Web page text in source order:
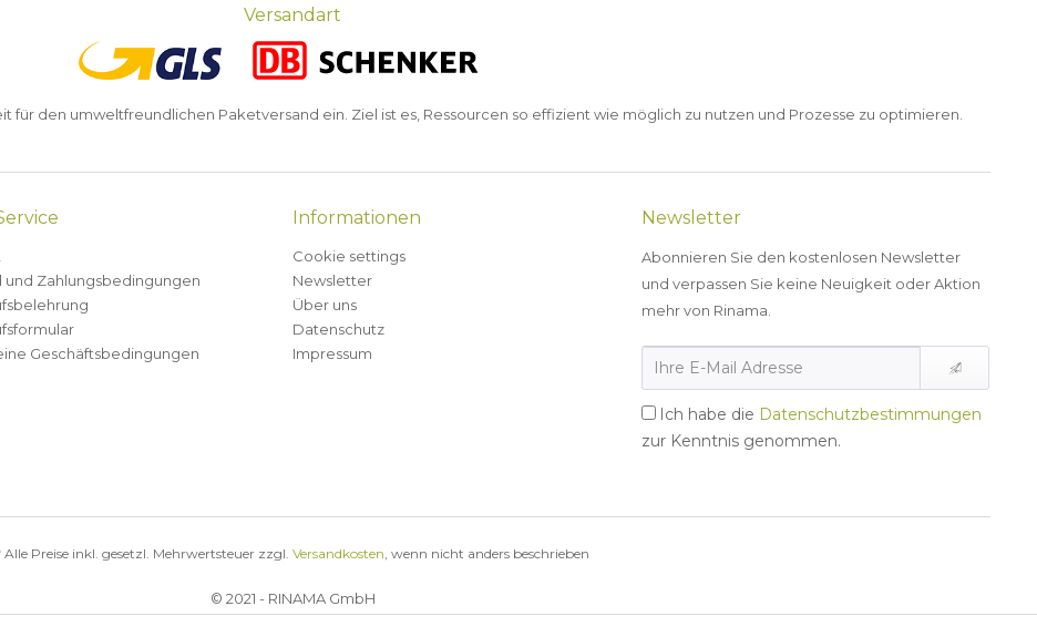
Versandart
für den umweltfreundlichen Paketversand ein. Ziel ist es, Ressourcen so effizient wie möglich zu nutzen und Prozesse zu optimieren.
und Zahlungsbedingungen
Geschäftsbedingungen
Informationen
Cookie settings
Newsletter
Über uns
Datenschutz
Impressum
Newsletter
Abonnieren Sie den kostenlosen Newsletter
und verpassen Sie keine Neuigkeit oder Aktion
mehr von Rinama.
Ich habe die Datenschutzbestimmungen
zur Kenntnis genommen.
Alle Preise inkl. gesetzl. Mehrwertsteuer zzgl. Versandkosten, wenn nicht anders beschrieben
© 2021 - RINAMA GmbH